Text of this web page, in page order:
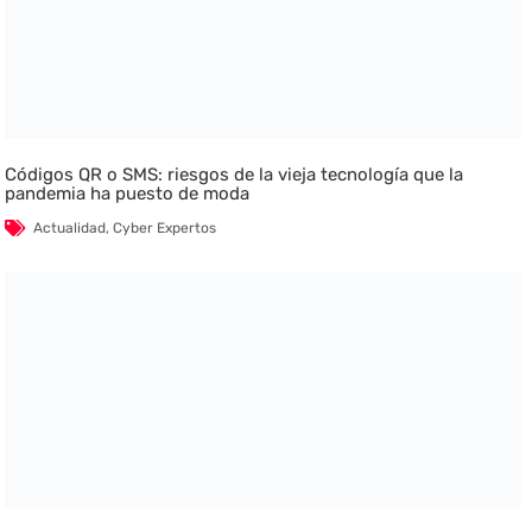
Códigos QR o SMS: riesgos de la vieja tecnología que la
pandemia ha puesto de moda
Actualidad,Cyber Expertos